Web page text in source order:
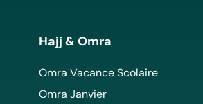
Hajj & Omra
Omra Vacance Scolaire
Omra Janvier